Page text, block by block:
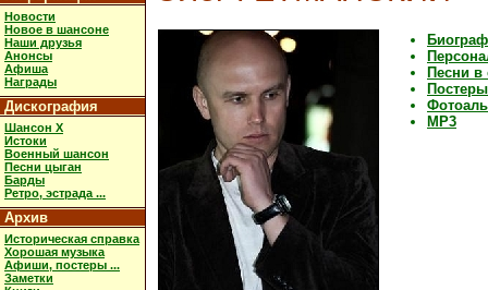
Новости
Новое в шансоне
Наши друзья
Анонсы
Афиша
Награды
Дискография
Шансон X
Истоки
Военный шансон
Песни цыган
Барды
Ретро, эстрада ...
Архив
Историческая справка
Хорошая музыка
Афиши, постеры ...
Заметки
Песни в
MP3